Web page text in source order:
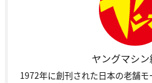
ヤングマシ
1972年に創刊された日本の老舗